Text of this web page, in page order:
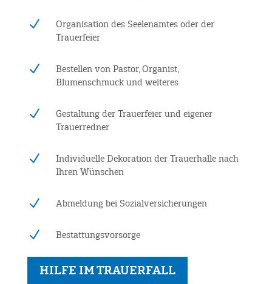
N
Organisation des Seelenamtes oder der
Trauerfeier
N
Bestellen von Pastor, Organist,
Blumenschmuck und weiteres
N
Gestaltung der Trauerfeier und eigener
Trauerredner
N
Individuelle Dekoration der Trauerhalle nach
Ihren Wünschen
N Abmeldung bei Sozialversicherungen
N Bestattungsvorsorge
HILFE IM TRAUERFALL